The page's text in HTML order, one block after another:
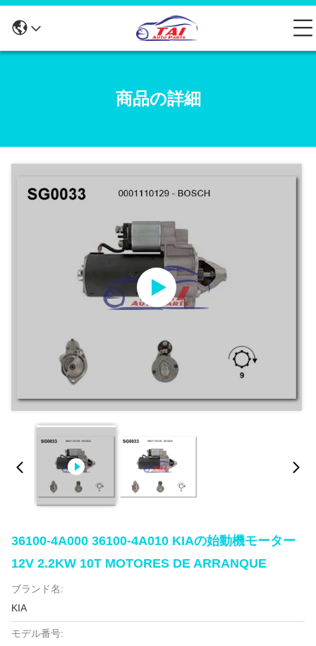
商品の詳細
36100-4A000 36100-4A010 KIAの始動機モーター
12V 2.2KW 10T MOTORES DE ARRANQUE
ブランド名:
KIA
モデル番号: